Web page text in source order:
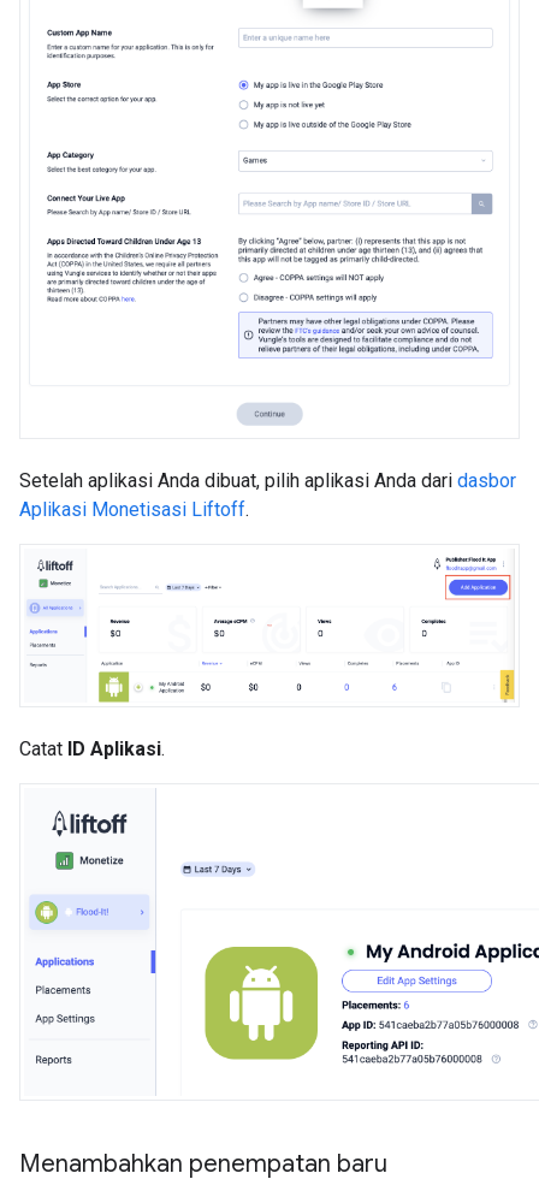
Setelah aplikasi Anda dibuat, pilih aplikasi Anda dari dasbor
Aplikasi Monetisasi Liftoff.
Catat ID Aplikasi.
Menambahkan penempatan baru